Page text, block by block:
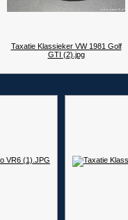
Taxatie Klassieker VW 1981 Golf
GTI (2).jpg